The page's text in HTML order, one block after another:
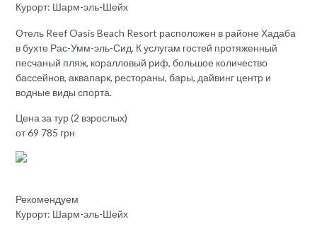
Курорт: Шарм-эль-Шейх
Отель Reef Oasis Beach Resort расположен в районе Хадаба
в бухте Рас-Умм-эль-Сид. К услугам гостей протяженный
песчаный пляж, коралловый риф, большое количество
бассейнов, аквапарк, рестораны, бары, дайвинг центр и
водные виды спорта.
Цена за тур (2 взрослых)
от 69 785 грн
Рекомендуем
Курорт: Шарм-эль-Шейх